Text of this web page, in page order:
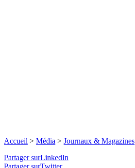
Accueil > Média > Journaux & Magazines
Partager surLinkedIn
Partager surTwitter